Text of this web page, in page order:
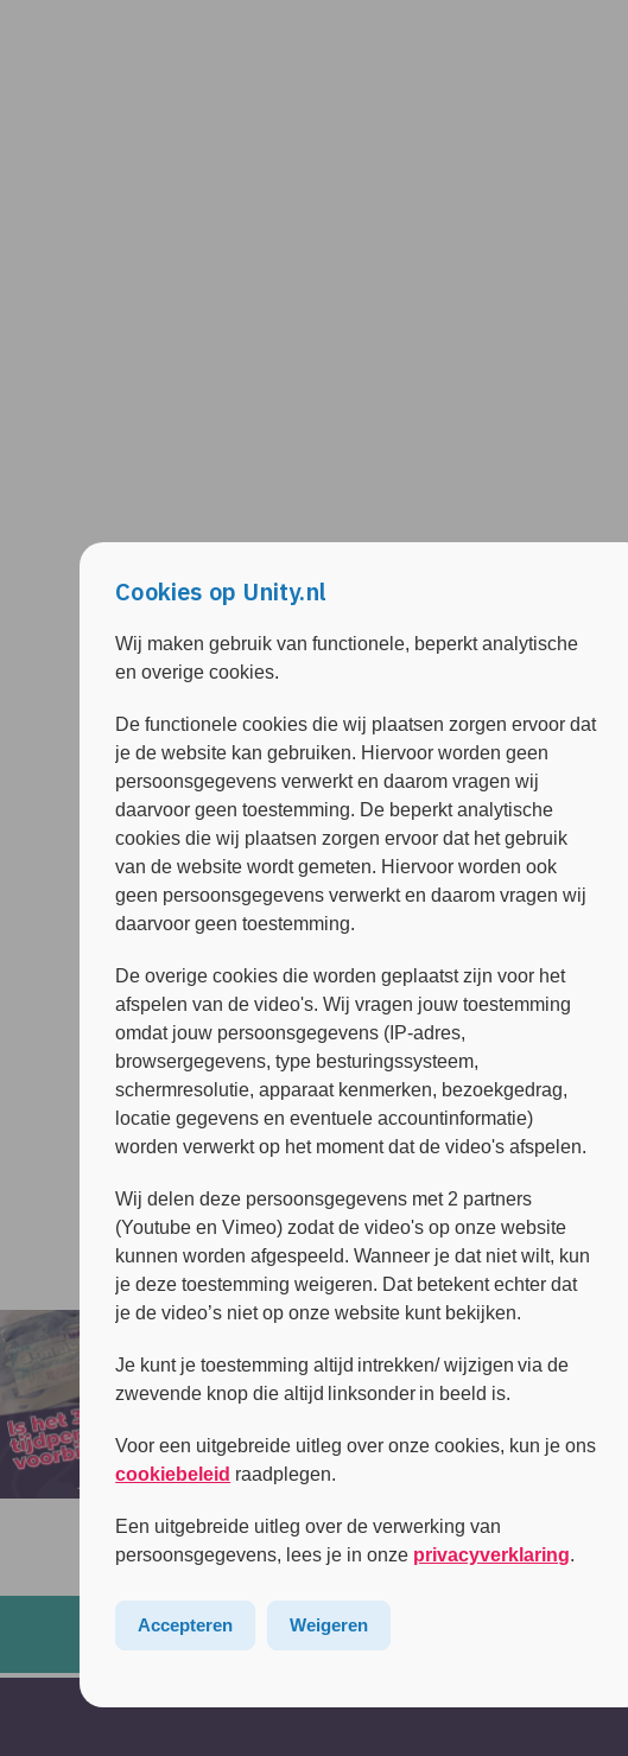
Cookies op Unity.nl
Wij maken gebruik van functionele, beperkt analytische
en overige cookies.
De functionele cookies die wij plaatsen zorgen ervoor dat
je de website kan gebruiken. Hiervoor worden geen
persoonsgegevens verwerkt en daarom vragen wij
daarvoor geen toestemming. De beperkt analytische
cookies die wij plaatsen zorgen ervoor dat het gebruik
van de website wordt gemeten. Hiervoor worden ook
geen persoonsgegevens verwerkt en daarom vragen wij
daarvoor geen toestemming.
De overige cookies die worden geplaatst zijn voor het
afspelen van de video's. Wij vragen jouw toestemming
omdat jouw persoonsgegevens (IP-adres,
browsergegevens, type besturingssysteem,
schermresolutie, apparaat kenmerken, bezoekgedrag,
locatie gegevens en eventuele accountinformatie)
worden verwerkt op het moment dat de video's afspelen.
Wij delen deze persoonsgegevens met 2 partners
(Youtube en Vimeo) zodat de video's op onze website
kunnen worden afgespeeld. Wanneer je dat niet wilt, kun
je deze toestemming weigeren. Dat betekent echter dat
je de video’s niet op onze website kunt bekijken.
Je kunt je toestemming altijd intrekken/ wijzigen via de
zwevende knop die altijd linksonder in beeld is.
Voor een uitgebreide uitleg over onze cookies, kun je ons
cookiebeleid raadplegen.
Een uitgebreide uitleg over de verwerking van
persoonsgegevens, lees je in onze privacyverklaring.
Accepteren Weigeren